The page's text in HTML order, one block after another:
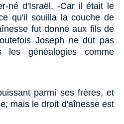
né d'Israël. -Car il était le
qu'il souilla la couche de
fut donné aux fils de
Joseph ne dut pas
les généalogies comme
parmi ses frères, et
mais le droit d'aînesse est